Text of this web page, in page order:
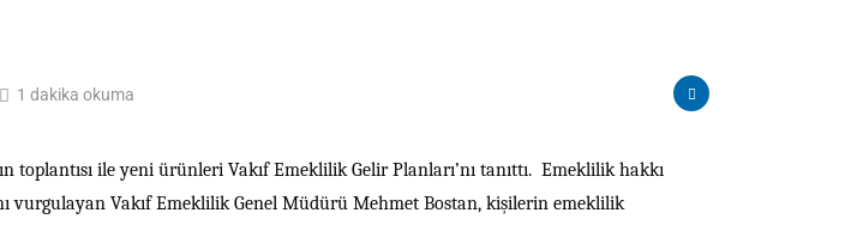
1 dakika okuma
toplantısı ile yeni ürünleri Vakıf Emeklilik Gelir Planları’nı tanıttı. Emeklilik hakkı
vurgulayan Vakıf Emeklilik Genel Müdürü Mehmet Bostan, kişilerin emeklilik